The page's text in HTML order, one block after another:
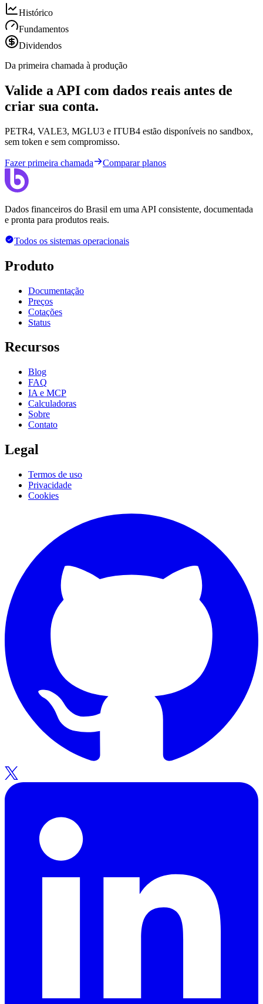
Histórico
Fundamentos
Dividendos
Da primeira chamada à produção
Valide a API com dados reais antes de
criar sua conta.
PETR4, VALE3, MGLU3 e ITUB4 estão disponíveis no sandbox,
sem token e sem compromisso.
Fazer primeira chamada Comparar planos
Dados financeiros do Brasil em uma API consistente, documentada
e pronta para produtos reais.
Todos os sistemas operacionais
Produto
Documentação
Preços
Cotações
Status
Recursos
Blog
FAQ
IA e MCP
Calculadoras
Sobre
Contato
Legal
Termos de uso
Privacidade
Cookies